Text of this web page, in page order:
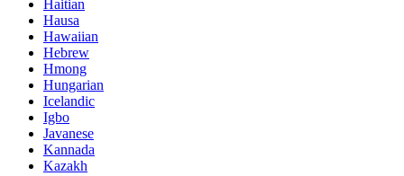
Haitian
Hausa
Hawaiian
Hebrew
Hmong
Hungarian
Icelandic
Igbo
Javanese
Kannada
Kazakh